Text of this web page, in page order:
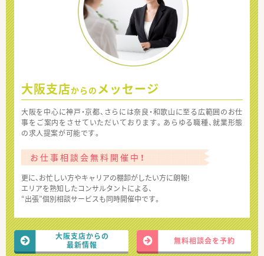
大阪支店からの メッセージ
大阪を中心に神戸・京都、さらには奈良・和歌山に至る広範囲のお仕
事をご案内をさせていただいております。あらゆる職種、就業形態
の求人提案が可能です。
お仕事相談会無料開催中！
更に、お忙しい方やキャリアの棚卸がしたい方に朗報!
エリアを熟知したコンサルタントによる、
“出張”個別相談サービスも同時開催中です。
大阪支店からの
最新情報
無料相談会を予約